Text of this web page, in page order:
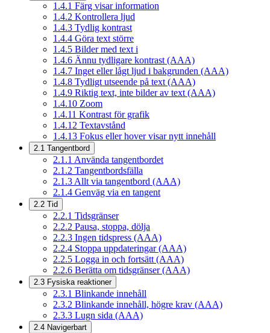
1.4.1 Färg visar information
1.4.2 Kontrollera ljud
1.4.3 Tydlig kontrast
1.4.4 Göra text större
1.4.5 Bilder med text i
1.4.6 Ännu tydligare kontrast (AAA)
1.4.7 Inget eller lågt ljud i bakgrunden (AAA)
1.4.8 Tydligt utseende på text (AAA)
1.4.9 Riktig text, inte bilder av text (AAA)
1.4.10 Zoom
1.4.11 Kontrast för grafik
1.4.12 Textavstånd
1.4.13 Fokus eller hover visar nytt innehåll
2.1 Tangentbord
2.1.1 Använda tangentbordet
2.1.2 Tangentbordsfälla
2.1.3 Allt via tangentbord (AAA)
2.1.4 Genväg via en tangent
2.2 Tid
2.2.1 Tidsgränser
2.2.2 Pausa, stoppa, dölja
2.2.3 Ingen tidspress (AAA)
2.2.4 Stoppa uppdateringar (AAA)
2.2.5 Logga in och fortsätt (AAA)
2.2.6 Berätta om tidsgränser (AAA)
2.3 Fysiska reaktioner
2.3.1 Blinkande innehåll
2.3.2 Blinkande innehåll, högre krav (AAA)
2.3.3 Lugn sida (AAA)
2.4 Navigerbart